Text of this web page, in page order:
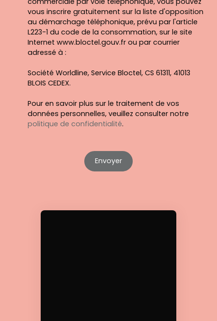
vous inscrire gratuitement sur la liste d'opposition
au démarchage téléphonique, prévu par l'article
L223-1 du code de la consommation, sur le site
Internet www.bloctel.gouv.fr ou par courrier
adressé à :
Société Worldline, Service Bloctel, CS 61311, 41013
BLOIS CEDEX.
Pour en savoir plus sur le traitement de vos
données personnelles, veuillez consulter notre
politique de confidentialité.
Envoyer